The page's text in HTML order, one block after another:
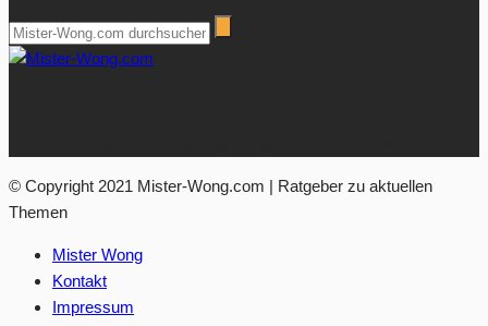
© Copyright 2021 Mister-Wong.com | Ratgeber zu aktuellen
Themen
Mister Wong
Kontakt
Impressum